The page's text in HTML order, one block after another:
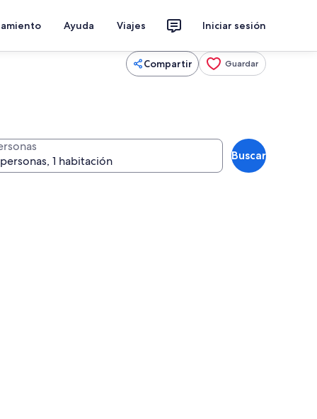
Ayuda Viajes Iniciar sesión
Compartir Guardar
Buscar